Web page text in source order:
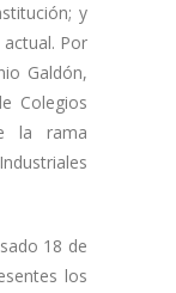
y
Por
Galdón,
Colegios
la rama
18 de
los